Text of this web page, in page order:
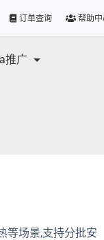
订单查询 帮助
推广
等场景,支持分批安